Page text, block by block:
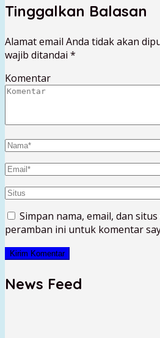
Tinggalkan Balasan
Alamat email Anda tidak akan
wajib ditandai *
Komentar
Simpan nama, email, dan
peramban ini untuk komentar
News Feed